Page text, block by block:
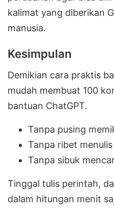
kalimat yang diberikan
manusia.
Kesimpulan
Demikian cara praktis
mudah membuat 100
bantuan ChatGPT.
Tanpa pusing
Tanpa ribet
Tanpa sibuk
Tinggal tulis perintah,
dalam hitungan menit